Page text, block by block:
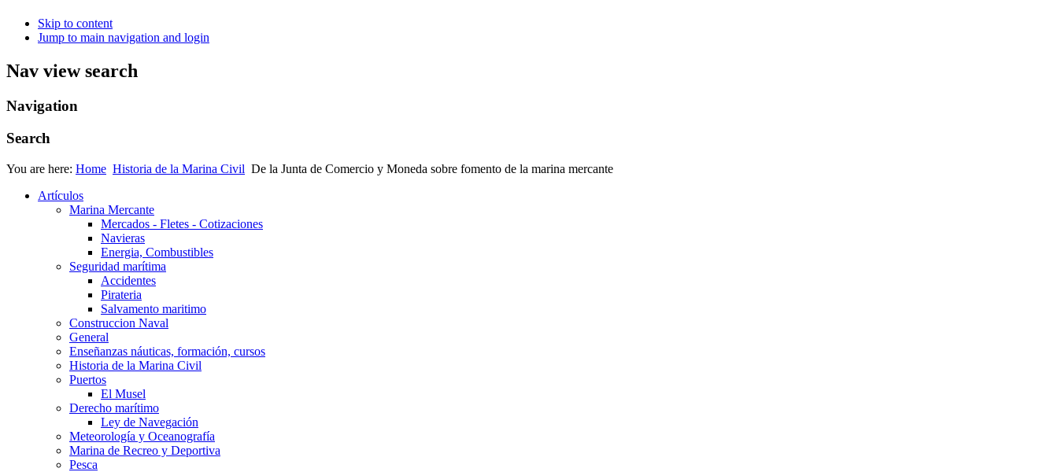
Skip to content
Jump to main navigation and login
Nav view search
Navigation
Search
You are here: Home Historia de la Marina Civil De la Junta de Comercio y Moneda sobre fomento de la marina mercante
Artículos
Marina Mercante
Mercados - Fletes - Cotizaciones
Navieras
Energia, Combustibles
Seguridad marítima
Accidentes
Pirateria
Salvamento maritimo
Construccion Naval
General
Enseñanzas náuticas, formación, cursos
Historia de la Marina Civil
Puertos
El Musel
Derecho marítimo
Ley de Navegación
Meteorología y Oceanografía
Marina de Recreo y Deportiva
Pesca